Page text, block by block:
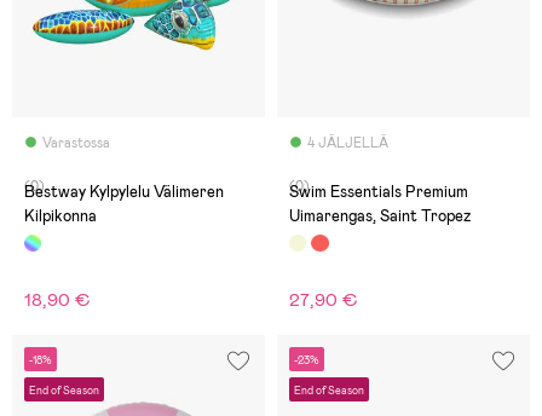
Varastossa
(0)
Bestway Kylpylelu Välimeren
Kilpikonna
18,90 €
4 JÄLJELLÄ
(0)
Swim Essentials Premium
Uimarengas, Saint Tropez
27,90 €
-18%
End of Season
-23%
End of Season